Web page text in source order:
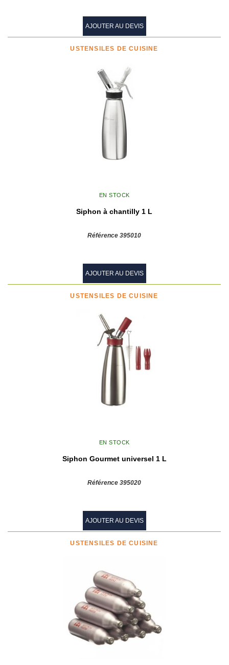
AJOUTER AU DEVIS
USTENSILES DE CUISINE
EN STOCK
Siphon à chantilly 1 L
Référence 395010
AJOUTER AU DEVIS
USTENSILES DE CUISINE
EN STOCK
Siphon Gourmet universel 1 L
Référence 395020
AJOUTER AU DEVIS
USTENSILES DE CUISINE